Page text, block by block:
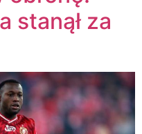
stanął za